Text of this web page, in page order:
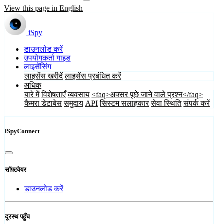
View this page in English
iSpy
डाउनलोड करें
उपयोगकर्ता गाइड
लाइसेंसिंग
लाइसेंस खरीदें लाइसेंस प्रबंधित करें
अधिक
बारे में विशेषताएँ व्यवसाय <faq>अक्सर पूछे जाने वाले प्रश्न</faq>
कैमरा डेटाबेस समुदाय API सिस्टम सलाहकार सेवा स्थिति संपर्क करें
iSpyConnect
सॉफ़्टवेयर
डाउनलोड करें
दूरस्थ पहुँच